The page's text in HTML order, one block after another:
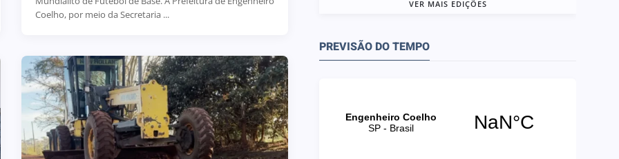
Coelho, por meio da Secretaria ...
VER MAIS EDIÇÕES
PREVISÃO DO TEMPO